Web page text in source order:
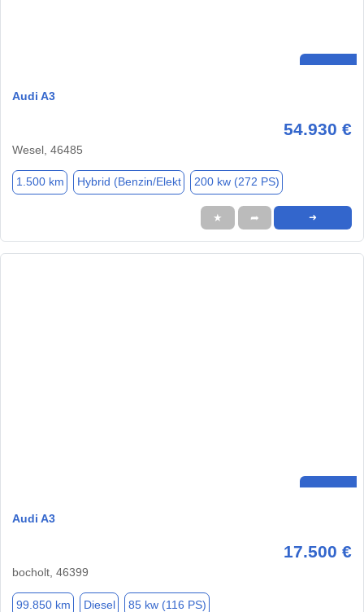
Audi A3
54.930 €
Wesel, 46485
1.500 km Hybrid (Benzin/Elekt 200 kw (272 PS)
★ ➦ ➜
Audi A3
17.500 €
bocholt, 46399
99.850 km Diesel 85 kw (116 PS)